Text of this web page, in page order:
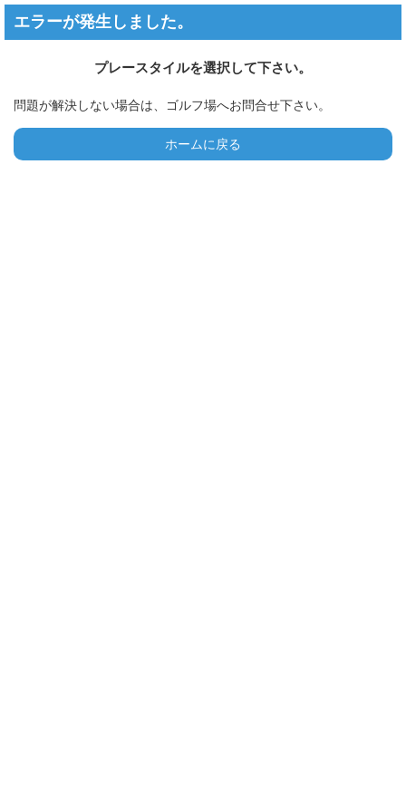
エラーが発生しました。
プレースタイルを選択して下さい。
問題が解決しない場合は、ゴルフ場へお問合せ下さい。
ホームに戻る